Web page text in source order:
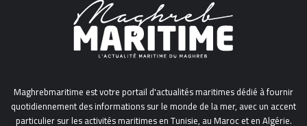
Maghrebmaritime est votre portail d'actualités maritimes dédié à fournir
quotidiennement des informations sur le monde de la mer, avec un accent
particulier sur les activités maritimes en Tunisie, au Maroc et en Algérie.